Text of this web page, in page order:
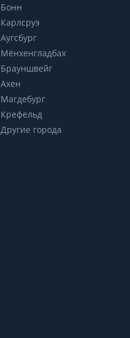
Бонн
Карлсруэ
Аугсбург
Мёнхенгладбах
Брауншвейг
Ахен
Магдебург
Крефельд
Другие города